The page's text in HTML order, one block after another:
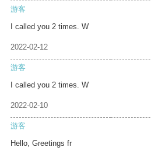
游客
I called you 2 times. W
2022-02-12
游客
I called you 2 times. W
2022-02-10
游客
Hello, Greetings fr